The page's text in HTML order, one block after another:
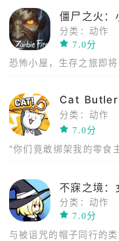
僵尸之火：
分类：动作
7.0分
恐怖小屋，生存之旅即将
分类：动作
7.0分
“你们竟敢绑架我的零食
不寐之境：
分类：动作
7.0分
与被诅咒的帽子同行的